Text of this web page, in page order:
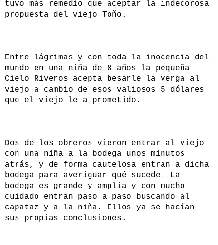
tuvo más remedio que aceptar la indecorosa
propuesta del viejo Toño.
Entre lágrimas y con toda la inocencia del
mundo en una niña de 8 años la pequeña
Cielo Riveros acepta besarle la verga al
viejo a cambio de esos valiosos 5 dólares
que el viejo le a prometido.
Dos de los obreros vieron entrar al viejo
con una niña a la bodega unos minutos
atrás, y de forma cautelosa entran a dicha
bodega para averiguar qué sucede. La
bodega es grande y amplia y con mucho
cuidado entran paso a paso buscando al
capataz y a la niña. Ellos ya se hacían
sus propias conclusiones.